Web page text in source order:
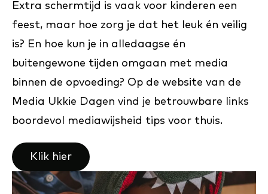
Extra schermtijd is vaak voor kinderen een
feest, maar hoe zorg je dat het leuk én veilig
is? En hoe kun je in alledaagse én
buitengewone tijden omgaan met media
binnen de opvoeding? Op de website van de
Media Ukkie Dagen vind je betrouwbare links
boordevol mediawijsheid tips voor thuis.
Klik hier